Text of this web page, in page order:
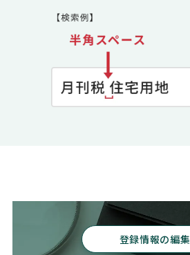
登録情報の編集